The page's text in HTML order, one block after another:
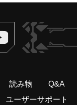
ヴァンガードch
読み物 Q&A
ユーザーサポート